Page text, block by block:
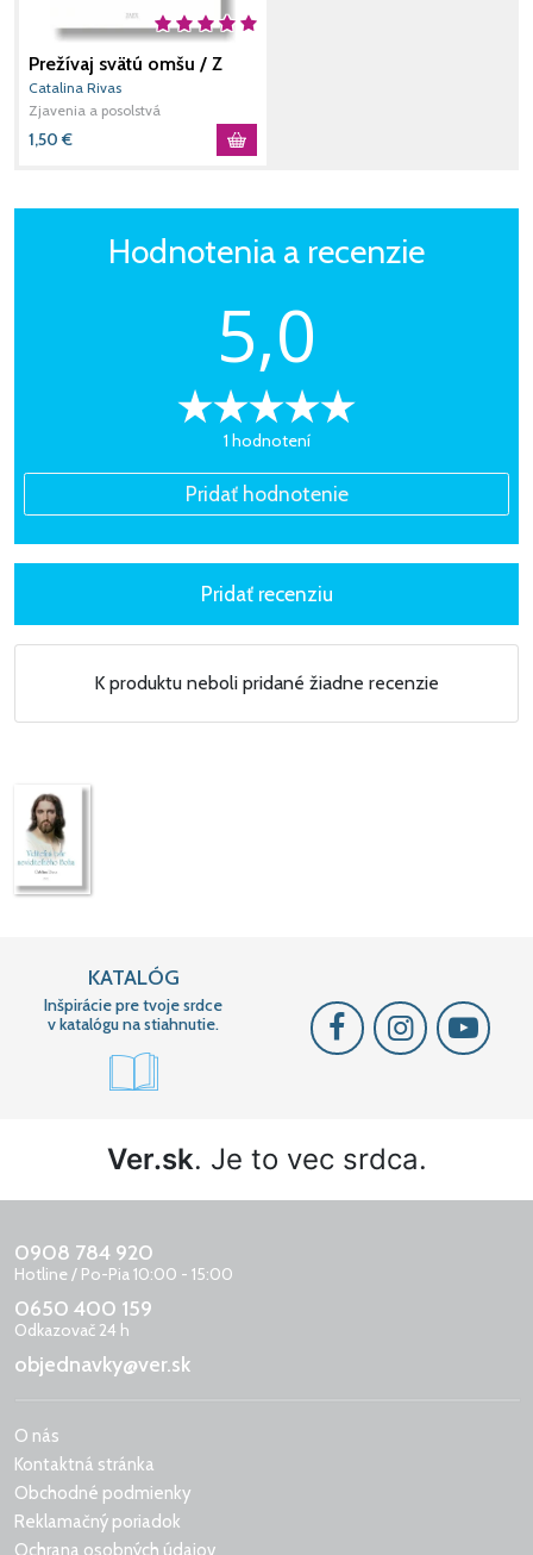
Prežívaj svätú omšu / Z
(nové vydanie)
Catalina Rivas
Zjavenia a posolstvá
1,50 €
Hodnotenia a recenzie
5,0
1 hodnotení
K produktu neboli pridané žiadne recenzie
KATALÓG
Inšpirácie pre tvoje srdce
v katalógu na stiahnutie.
Ver.sk. Je to vec srdca.
0908 784 920
Hotline / Po-Pia 10:00 - 15:00
0650 400 159
Odkazovač 24 h
objednavky@ver.sk
O nás
Kontaktná stránka
Obchodné podmienky
Reklamačný poriadok
Ochrana osobných údajov